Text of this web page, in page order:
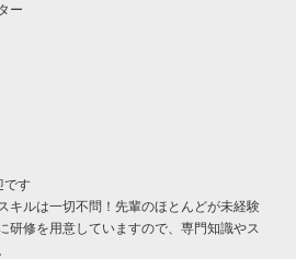
ー
です
キルは一切不問！先輩のほとんどが未経験
研修を用意していますので、専門知識やス